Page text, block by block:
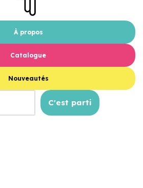
À propos
Catalogue
Nouveautés
C'est parti